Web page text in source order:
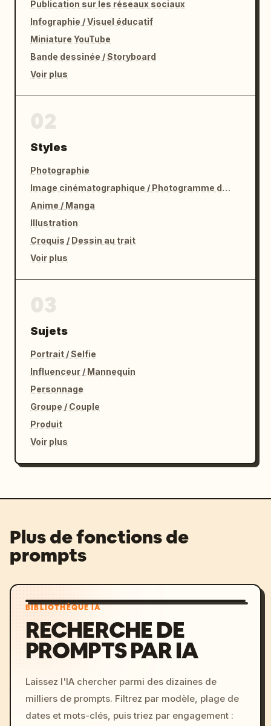
Publication sur les réseaux sociaux
Infographie / Visuel éducatif
Miniature YouTube
Bande dessinée / Storyboard
Voir plus
Styles
Photographie
Image cinématographique / Photogramme de film
Anime / Manga
Illustration
Croquis / Dessin au trait
Voir plus
Sujets
Portrait / Selfie
Influenceur / Mannequin
Personnage
Groupe / Couple
Produit
Voir plus
Plus de fonctions de
prompts
BIBLIOTHÈQUE IA
RECHERCHE DE
PROMPTS PAR IA
Laissez l'IA chercher parmi des dizaines de
milliers de prompts. Filtrez par modèle, plage de
dates et mots-clés, puis triez par engagement :